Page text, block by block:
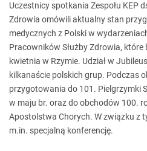
Uczestnicy spotkania Zespołu KEP
Zdrowia omówili aktualny stan
medycznych z Polski w
Pracowników Służby Zdrowia, które
kwietnia w Rzymie. Udział w
kilkanaście polskich grup. Podczas
przygotowania do 101. Pielgrzymki
w maju br. oraz do obchodów 100.
Apostolstwa Chorych. W związku z
m.in. specjalną konferencję.